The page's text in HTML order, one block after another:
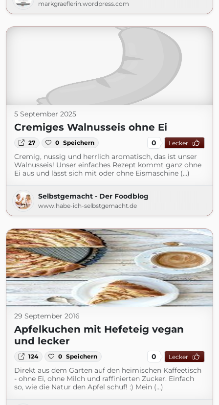
markgraeflerin.wordpress.com
5 September 2025
Cremiges Walnusseis ohne Ei
27 0 Speichern 0 Lecker
Cremig, nussig und herrlich aromatisch, das ist unser
Walnusseis! Unser einfaches Rezept kommt ganz ohne
Ei aus und lässt sich mit oder ohne Eismaschine (...)
Selbstgemacht - Der Foodblog
www.habe-ich-selbstgemacht.de
29 September 2016
Apfelkuchen mit Hefeteig vegan
und lecker
124 0 Speichern 0 Lecker
Direkt aus dem Garten auf den heimischen Kaffeetisch
- ohne Ei, ohne Milch und raffinierten Zucker. Einfach
so, wie die Natur den Apfel schuf! :) Mein (...)